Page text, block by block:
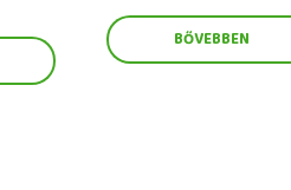
BŐVEBBEN